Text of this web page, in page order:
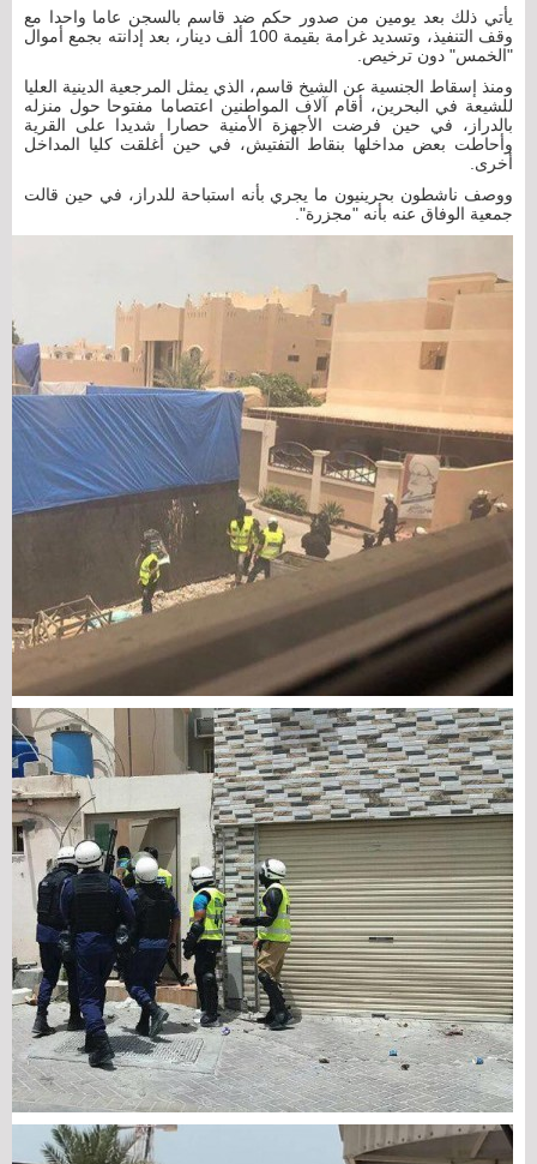
يأتي ذلك بعد يومين من صدور حكم ضد قاسم بالسجن عاما واحدا مع
وقف التنفيذ، وتسديد غرامة بقيمة 100 ألف دينار، بعد إدانته بجمع أموال
"الخمس" دون ترخيص.
ومنذ إسقاط الجنسية عن الشيخ قاسم، الذي يمثل المرجعية الدينية العليا
للشيعة في البحرين، أقام آلاف المواطنين اعتصاما مفتوحا حول منزله
بالدراز، في حين فرضت الأجهزة الأمنية حصارا شديدا على القرية
وأحاطت بعض مداخلها بنقاط التفتيش، في حين أغلقت كليا المداخل
أخرى.
ووصف ناشطون بحرينيون ما يجري بأنه استباحة للدراز، في حين قالت
جمعية الوفاق عنه بأنه "مجزرة".